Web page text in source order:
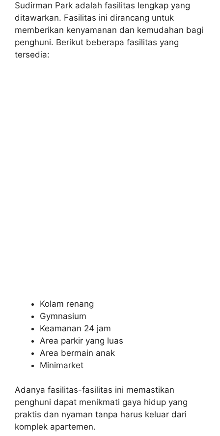
Sudirman Park adalah fasilitas lengkap yang
ditawarkan. Fasilitas ini dirancang untuk
memberikan kenyamanan dan kemudahan bagi
penghuni. Berikut beberapa fasilitas yang
tersedia:
Kolam renang
Gymnasium
Keamanan 24 jam
Area parkir yang luas
Area bermain anak
Minimarket
Adanya fasilitas-fasilitas ini memastikan
penghuni dapat menikmati gaya hidup yang
praktis dan nyaman tanpa harus keluar dari
komplek apartemen.